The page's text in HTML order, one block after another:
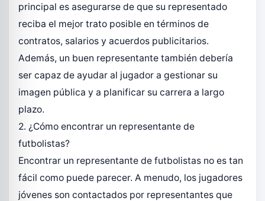
principal es asegurarse de que su representado
reciba el mejor trato posible en términos de
contratos, salarios y acuerdos publicitarios.
Además, un buen representante también debería
ser capaz de ayudar al jugador a gestionar su
imagen pública y a planificar su carrera a largo
plazo.
2. ¿Cómo encontrar un representante de
futbolistas?
Encontrar un representante de futbolistas no es tan
fácil como puede parecer. A menudo, los jugadores
jóvenes son contactados por representantes que